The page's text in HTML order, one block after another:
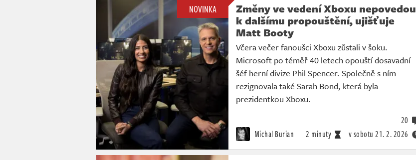
NOVINKA
Změny ve vedení Xboxu nepovedou
k dalšímu propouštění, ujišťuje
Matt Booty
Včera večer fanoušci Xboxu zůstali v šoku.
Microsoft po téměř 40 letech opouští dosavadní
šéf herní divize Phil Spencer. Společně s ním
rezignovala také Sarah Bond, která byla
prezidentkou Xboxu.
Michal Burian 2 minuty v sobotu 21. 2. 2026
20